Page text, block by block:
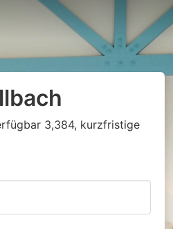
3,384, kurzfristige